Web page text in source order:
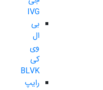
IVG
بی
ال
وی
کی
BLVK
رایپ